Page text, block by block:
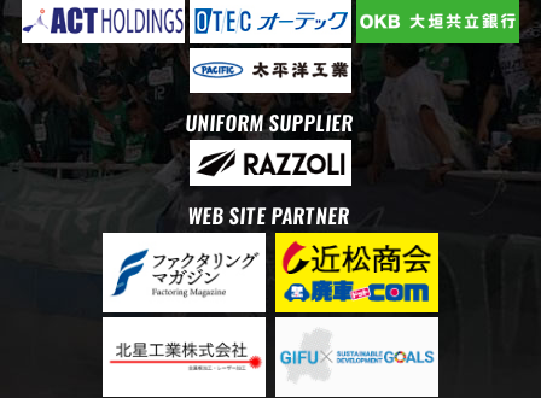
UNIFORM SUPPLIER
WEB SITE PARTNER